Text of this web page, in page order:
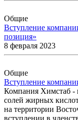
Общие
Вступление
позиция»
8 февраля 2023
Общие
Вступление
Компания Химстаб -
солей жирных
на территории
вступлении в